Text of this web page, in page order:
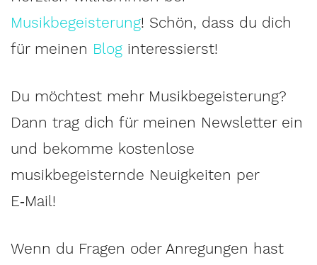
Musikbegeisterung! Schön, dass du dich
für meinen Blog interessierst!
Du möchtest mehr Musikbegeisterung?
Dann trag dich für meinen Newsletter ein
und bekomme kostenlose
musikbegeisternde Neuigkeiten per
E‑Mail!
Wenn du Fragen oder Anregungen hast